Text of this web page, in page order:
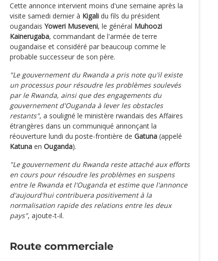
Cette annonce intervient moins d'une semaine après la
visite samedi dernier à Kigali du fils du président
ougandais Yoweri Museveni, le général Muhoozi
Kainerugaba, commandant de l'armée de terre
ougandaise et considéré par beaucoup comme le
probable successeur de son père.
"Le gouvernement du Rwanda a pris note qu'il existe
un processus pour résoudre les problèmes soulevés
par le Rwanda, ainsi que des engagements du
gouvernement d'Ouganda à lever les obstacles
restants", a souligné le ministère rwandais des Affaires
étrangères dans un communiqué annonçant la
réouverture lundi du poste-frontière de Gatuna (appelé
Katuna en Ouganda).
"Le gouvernement du Rwanda reste attaché aux efforts
en cours pour résoudre les problèmes en suspens
entre le Rwanda et l'Ouganda et estime que l'annonce
d'aujourd'hui contribuera positivement à la
normalisation rapide des relations entre les deux
pays", ajoute-t-il.
Route commerciale